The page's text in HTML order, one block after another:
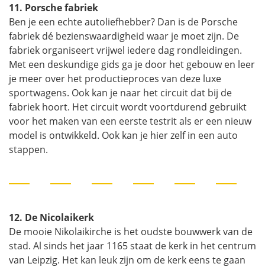
11. Porsche fabriek
Ben je een echte autoliefhebber? Dan is de Porsche
fabriek dé bezienswaardigheid waar je moet zijn. De
fabriek organiseert vrijwel iedere dag rondleidingen.
Met een deskundige gids ga je door het gebouw en leer
je meer over het productieproces van deze luxe
sportwagens. Ook kan je naar het circuit dat bij de
fabriek hoort. Het circuit wordt voortdurend gebruikt
voor het maken van een eerste testrit als er een nieuw
model is ontwikkeld. Ook kan je hier zelf in een auto
stappen.
12. De Nicolaikerk
De mooie Nikolaikirche is het oudste bouwwerk van de
stad. Al sinds het jaar 1165 staat de kerk in het centrum
van Leipzig. Het kan leuk zijn om de kerk eens te gaan